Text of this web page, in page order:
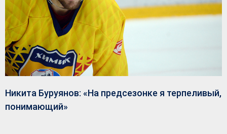
Никита Буруянов: «На предсезонке я терпеливый,
понимающий»